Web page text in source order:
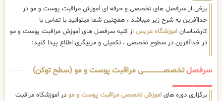
برخی از سرفصل های تخصصی و حرفه ای آموزش مراقبت پوست و مو در
خداآفرین به شرح زیر میباشد ، همچنین شما میتوانید با تماس با
کارشناسان اموزشگاه عریس از کلیه سرفصل های آموزش مراقبت پوست و مو
در خداآفرین در سطوح تخصصی ، تکمیلی و مربیگری اطلاع پیدا کنید:
سرفصلتخصصــــــــــــــــــــی مراقبت پوست و مو (سطح توکن)
برگزاری دوره های اموزش تخصصی مراقبت پوست و مو در آموزشگاه مراقبت